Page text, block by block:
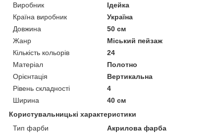
Виробник
Ідейка
Країна виробник
Україна
Довжина
50 см
Жанр
Міський пейзаж
Кількість кольорів
24
Матеріал
Полотно
Орієнтація
Вертикальна
Рівень складності
4
Ширина
40 см
Користувальницькі характеристики
Тип фарби
Акрилова фарба